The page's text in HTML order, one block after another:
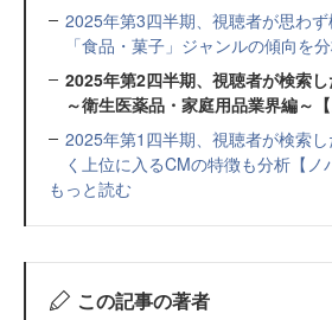
2025年第3四半期、視聴者が思わ
「食品・菓子」ジャンルの傾向を分
2025年第2四半期、視聴者が検索
～衛生医薬品・家庭用品業界編～
2025年第1四半期、視聴者が検索
く上位に入るCMの特徴も分析【ノ
もっと読む
この記事の著者